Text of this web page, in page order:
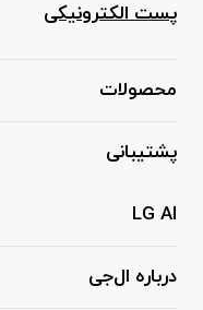
پست الکترونیکی
محصولات
پشتیبانی
LG AI
درباره ال‌جی